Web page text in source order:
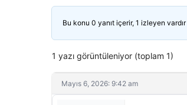
Bu konu 0 yanıt içerir, 1 izleyen
1 yazı görüntüleniyor (toplam 1)
Mayıs 6, 2026: 9:42 am